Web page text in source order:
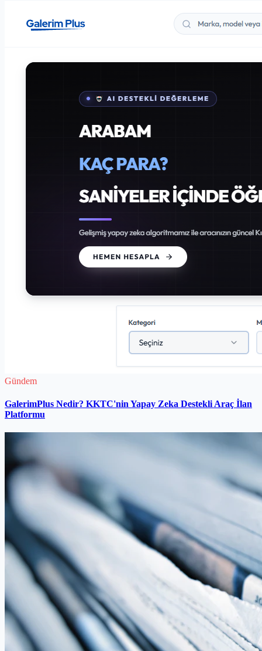
Gündem
GalerimPlus Nedir? KKTC'nin Yapay Zeka Destekli Araç İlan
Platformu